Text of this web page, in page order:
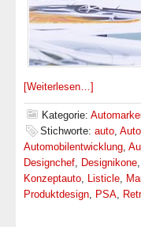
[Weiterlesen…]
Kategorie:
Stichworte: auto,
Automobilentwicklung,
Designchef, Designikone,
Konzeptauto, Listicle,
Produktdesign, PSA,